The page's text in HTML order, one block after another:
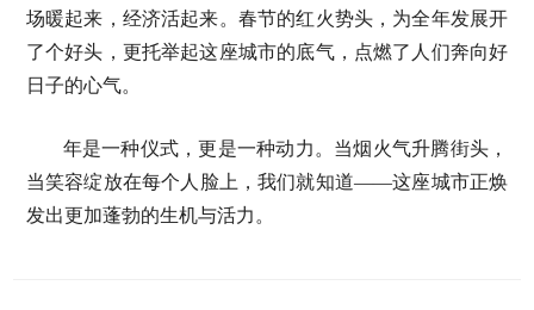
场暖起来，经济活起来。春节的红火势头，为全年发展开
了个好头，更托举起这座城市的底气，点燃了人们奔向好
日子的心气。
年是一种仪式，更是一种动力。当烟火气升腾街头，
当笑容绽放在每个人脸上，我们就知道——这座城市正焕
发出更加蓬勃的生机与活力。